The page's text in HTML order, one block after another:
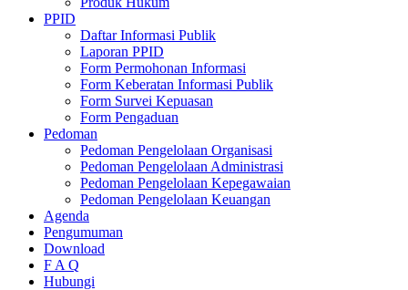
PPID
Daftar Informasi Publik
Laporan PPID
Form Permohonan Informasi
Form Keberatan Informasi Publik
Form Survei Kepuasan
Form Pengaduan
Pedoman
Pedoman Pengelolaan Organisasi
Pedoman Pengelolaan Administrasi
Pedoman Pengelolaan Kepegawaian
Pedoman Pengelolaan Keuangan
Agenda
Pengumuman
Download
F A Q
Hubungi